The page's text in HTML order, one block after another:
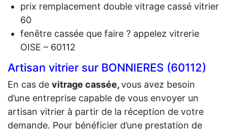
prix remplacement double vitrage cassé vitrier
60
fenêtre cassée que faire ? appelez vitrerie
OISE – 60112
Artisan vitrier sur BONNIERES (60112)
En cas de vitrage cassée,vous avez besoin
d’une entreprise capable de vous envoyer un
artisan vitrier à partir de la réception de votre
demande. Pour bénéficier d’une prestation de